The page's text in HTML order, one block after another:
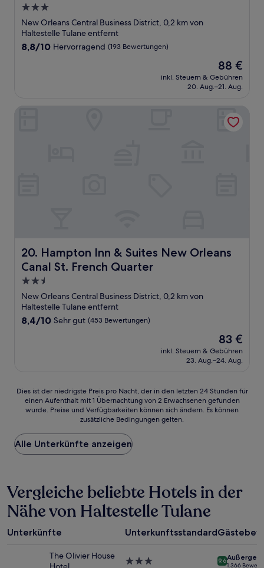
3.0-
Sterne-
Unterkunft
New Orleans Central Business District, 0,2 km von
Haltestelle Tulane entfernt
8.8
8,8/10 Hervorragend (193 Bewertungen)
Der
Preis
beträgt
88 €
inkl. Steuern & Gebühren
20. Aug.–21. Aug.
20. Hampton Inn & Suites New Orleans
Canal St. French Quarter
Hampton Inn & Suites New Orleans Canal St. French
2.5-
Sterne-
Unterkunft
New Orleans Central Business District, 0,2 km von
Haltestelle Tulane entfernt
8.4
8,4/10 Sehr gut (453 Bewertungen)
Der
Preis
beträgt
83 €
inkl. Steuern & Gebühren
23. Aug.–24. Aug.
Hampton Inn & Suites New Orleans Canal St. French
Dies
der
Preis
pro
Nacht,
den
letzten
24 Stunden
für
einen
1 Übernachtung
Dies ist der niedrigste Preis pro Nacht, der in den letzten 24 Stunden für
einen Aufenthalt mit 1 Übernachtung von 2 Erwachsenen gefunden
wurde. Preise und Verfügbarkeiten können sich ändern. Es können
zusätzliche Bedingungen gelten.
Alle Unterkünfte anzeigen
Vergleiche beliebte Hotels in der
Nähe von Haltestelle Tulane
Unterkünfte Unterkunftsstandard
The Olivier House
3.0-
9.6
1.366